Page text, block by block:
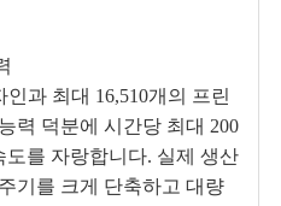
과 최대 16,510개의 프린
력 덕분에 시간당 최대 200
를 자랑합니다. 실제 생산
기를 크게 단축하고 대량